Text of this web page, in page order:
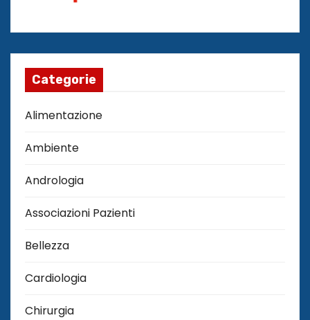
Categorie
Alimentazione
Ambiente
Andrologia
Associazioni Pazienti
Bellezza
Cardiologia
Chirurgia